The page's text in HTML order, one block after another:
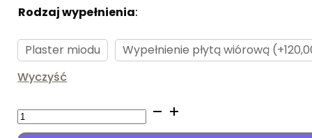
Rodzaj wypełnienia:
Plaster miodu
Wypełnienie płytą wiórową
Wyczyść
ilość
Gardena